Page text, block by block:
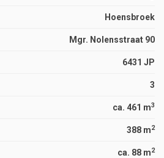
Hoensbroek
Mgr. Nolensstraat 90
6431 JP
3
ca. 461 m3
388 m2
ca. 88 m2